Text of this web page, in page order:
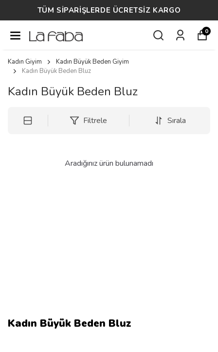
TÜM SİPARİŞLERDE ÜCRETSİZ KARGO
0
Kadın Giyim
Kadın Büyük Beden Giyim
Kadın Büyük Beden Bluz
Kadın Büyük Beden Bluz
Filtrele Sırala
Aradığınız ürün bulunamadı
Kadın Büyük Beden Bluz